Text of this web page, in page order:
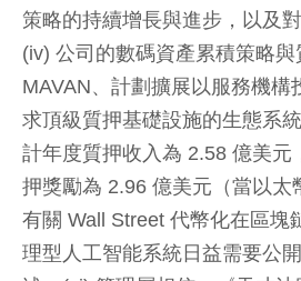
策略的持續增長與進步，以及
(iv) 公司的數碼資產累積策略
MAVAN、計劃擴展以服務機構
求頂級質押基礎設施的生態系
計年度質押收入為 2.58 億美元
押獎勵為 2.96 億美元（當以太
有關 Wall Street 代幣化在區塊
理型人工智能系統日益需要公